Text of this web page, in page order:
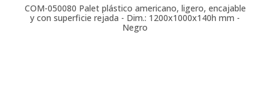
COM-050080 Palet plástico americano, ligero, encajable
y con superficie rejada - Dim.: 1200x1000x140h mm -
Negro